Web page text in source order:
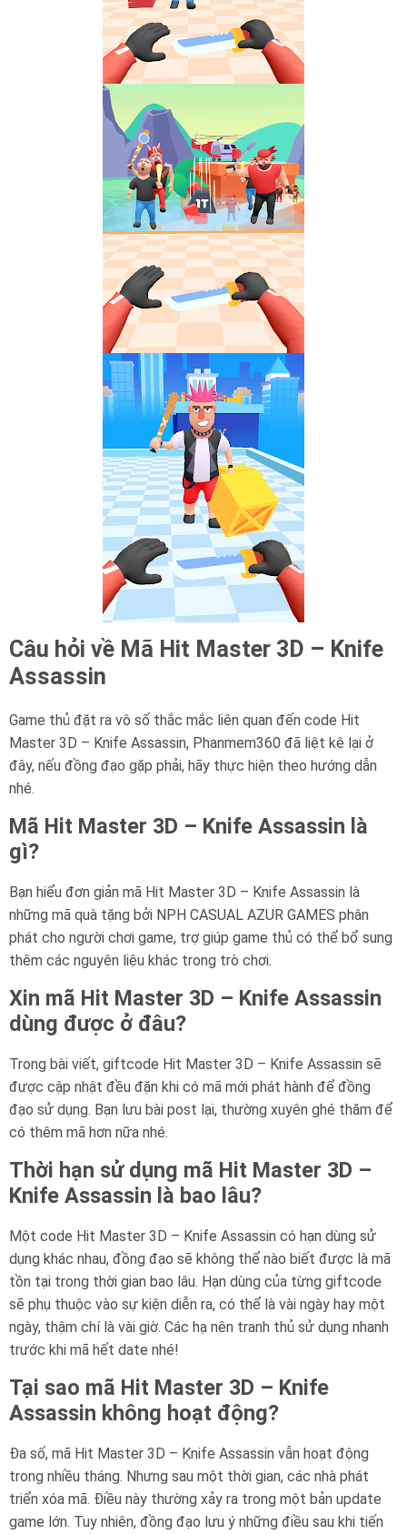
Câu hỏi về Mã Hit Master 3D – Knife
Assassin
Game thủ đặt ra vô số thắc mắc liên quan đến code Hit
Master 3D – Knife Assassin, Phanmem360 đã liệt kê lại ở
đây, nếu đồng đạo gặp phải, hãy thực hiện theo hướng dẫn
nhé.
Mã Hit Master 3D – Knife Assassin là
gì?
Bạn hiểu đơn giản mã Hit Master 3D – Knife Assassin là
những mã quà tặng bởi NPH CASUAL AZUR GAMES phân
phát cho người chơi game, trợ giúp game thủ có thể bổ sung
thêm các nguyên liệu khác trong trò chơi.
Xin mã Hit Master 3D – Knife Assassin
dùng được ở đâu?
Trong bài viết, giftcode Hit Master 3D – Knife Assassin sẽ
được cập nhật đều đặn khi có mã mới phát hành để đồng
đạo sử dụng. Bạn lưu bài post lại, thường xuyên ghé thăm để
có thêm mã hơn nữa nhé.
Thời hạn sử dụng mã Hit Master 3D –
Knife Assassin là bao lâu?
Một code Hit Master 3D – Knife Assassin có hạn dùng sử
dụng khác nhau, đồng đạo sẽ không thể nào biết được là mã
tồn tại trong thời gian bao lâu. Hạn dùng của từng giftcode
sẽ phụ thuộc vào sự kiện diễn ra, có thể là vài ngày hay một
ngày, thậm chí là vài giờ. Các hạ nên tranh thủ sử dụng nhanh
trước khi mã hết date nhé!
Tại sao mã Hit Master 3D – Knife
Assassin không hoạt động?
Đa số, mã Hit Master 3D – Knife Assassin vẫn hoạt động
trong nhiều tháng. Nhưng sau một thời gian, các nhà phát
triển xóa mã. Điều này thường xảy ra trong một bản update
game lớn. Tuy nhiên, đồng đạo lưu ý những điều sau khi tiến